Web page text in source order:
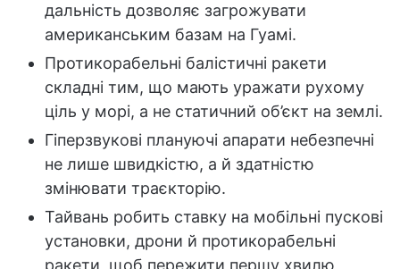
дальність дозволяє загрожувати
американським базам на Гуамі.
Протикорабельні балістичні ракети
складні тим, що мають уражати рухому
ціль у морі, а не статичний об’єкт на землі.
Гіперзвукові плануючі апарати небезпечні
не лише швидкістю, а й здатністю
змінювати траєкторію.
Тайвань робить ставку на мобільні пускові
установки, дрони й протикорабельні
ракети, щоб пережити першу хвилю